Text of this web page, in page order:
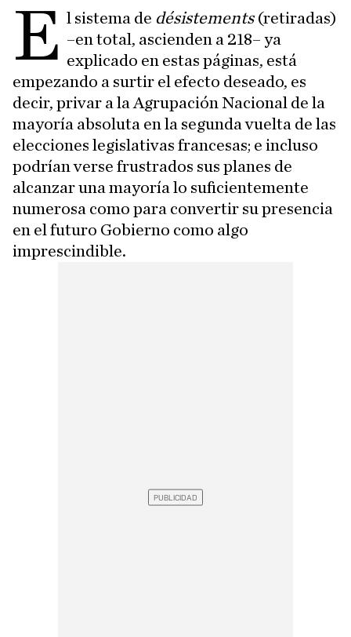
E l sistema de désistements(retiradas)
–en total, ascienden a 218– ya
explicado en estas páginas, está
empezando a surtir el efecto deseado, es
decir, privar a la Agrupación Nacional de la
mayoría absoluta en la segunda vuelta de las
elecciones legislativas francesas; e incluso
podrían verse frustrados sus planes de
alcanzar una mayoría lo suficientemente
numerosa como para convertir su presencia
en el futuro Gobierno como algo
imprescindible.